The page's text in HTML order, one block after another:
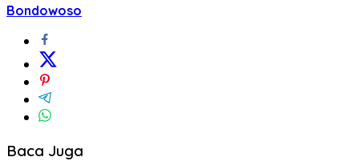
Bondowoso
Baca Juga